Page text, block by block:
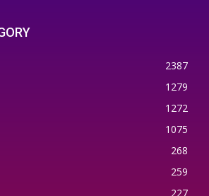
2387
1279
1272
1075
268
259
227